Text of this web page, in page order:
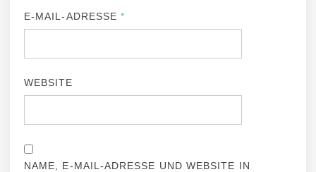
E-MAIL-ADRESSE*
WEBSITE
NAME, E-MAIL-ADRESSE UND WEBSITE IN